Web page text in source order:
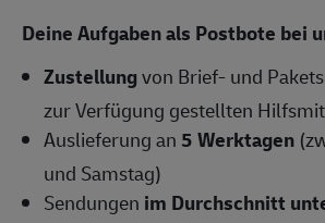
Deine Aufgaben als Postbote bei
Zustellungvon Brief- und
zur Verfügung gestellten
Auslieferung an5 Werktagen
und Samstag)
Sendungen im Durchschnitt